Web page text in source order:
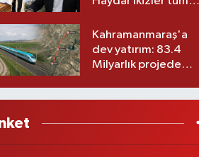
yeni partisi
Kahramanmaraş'a
dev yatırım: 83.4
Milyarlık projede